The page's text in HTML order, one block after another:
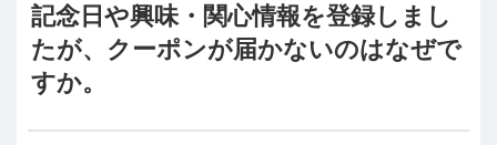
記念日や興味・関心情報を登録しまし
たが、クーポンが届かないのはなぜで
すか。